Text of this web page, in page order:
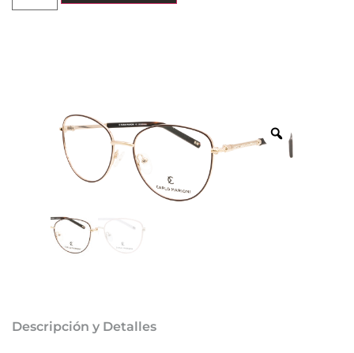
Descripción y Detalles